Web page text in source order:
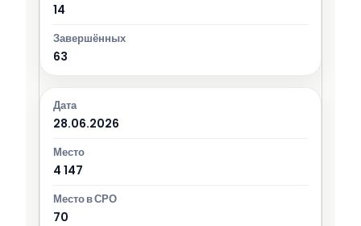
14
63
28.06.2026
4 147
70